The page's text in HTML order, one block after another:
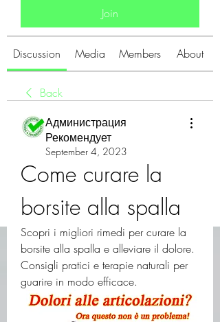
Join
Discussion Media Members About
Back
Администрация
Рекомендует
September 4, 2023
Come curare la
borsite alla spalla
Scopri i migliori rimedi per curare la
borsite alla spalla e alleviare il dolore.
Consigli pratici e terapie naturali per
guarire in modo efficace.